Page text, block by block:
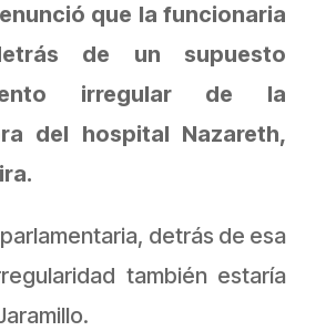
que la funcionaria
de un supuesto
irregular de la
del hospital Nazareth,
detrás de esa
también estaría